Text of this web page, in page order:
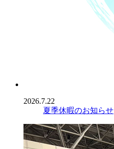
2026.7.22
夏季休暇のお知らせ